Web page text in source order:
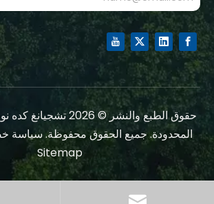
حقوق الطبع والنشر ©2026تشجيانغ كده
المحدودة. جميع الحقوق محفوظة.سياسة
Sitemap